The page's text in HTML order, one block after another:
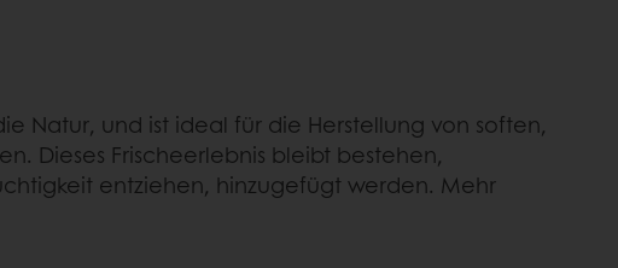
Natur, und ist ideal für die Herstellung von soften,
Dieses Frischeerlebnis bleibt bestehen,
entziehen, hinzugefügt werden. Mehr